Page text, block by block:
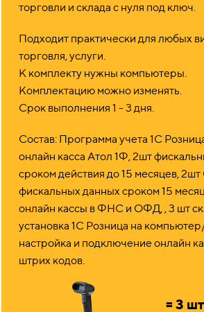
торговли и склада с нуля под ключ.
Подходит практически для любых
торговля, услуги.
К комплекту нужны компьютеры.
Комплектацию можно изменять.
Срок выполнения 1 - 3 дня.
Состав: Программа учета 1С
онлайн касса Атол 1Ф, 2шт
сроком действия до 15 месяцев,
фискальных данных сроком 15
онлайн кассы в ФНС и ОФД, , 3 шт
установка 1С Розница на
настройка и подключение онлайн
штрих кодов.
= 3 шт